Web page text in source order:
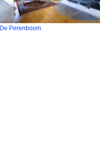
De Perenboom